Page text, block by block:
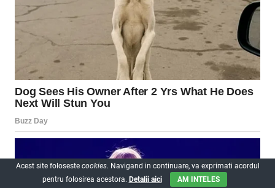
Acest site foloseste cookies. Navigand in continuare, va exprimati acordul
pentru folosirea acestora. Detalii aici AM INTELES